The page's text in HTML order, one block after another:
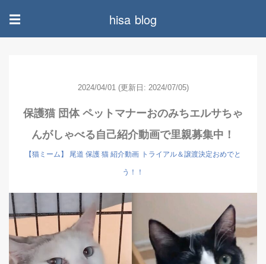
☰ hisa blog
2024/04/01 (更新日: 2024/07/05)
保護猫 団体 ペットマナーおのみちエルサちゃ
んがしゃべる自己紹介動画で里親募集中！
【猫ミーム】 尾道 保護 猫 紹介動画 トライアル＆譲渡決定おめでと
う！！